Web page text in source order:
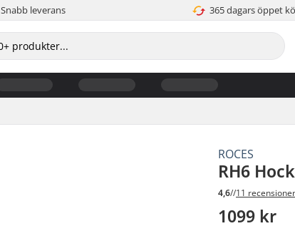
Snabb leverans 365 dagars öppet
ROCES
RH6
4,6//11
1099 kr